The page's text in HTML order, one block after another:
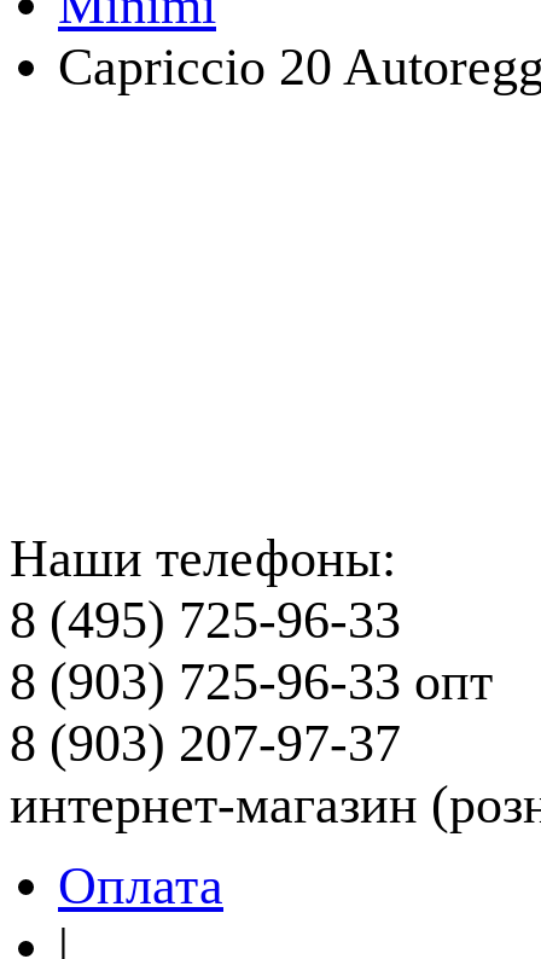
Capriccio 20
Наши телефоны:
8 (495) 725-96-33
8 (903) 725-96-33 опт
8 (903) 207-97-37
интернет-магазин
Оплата